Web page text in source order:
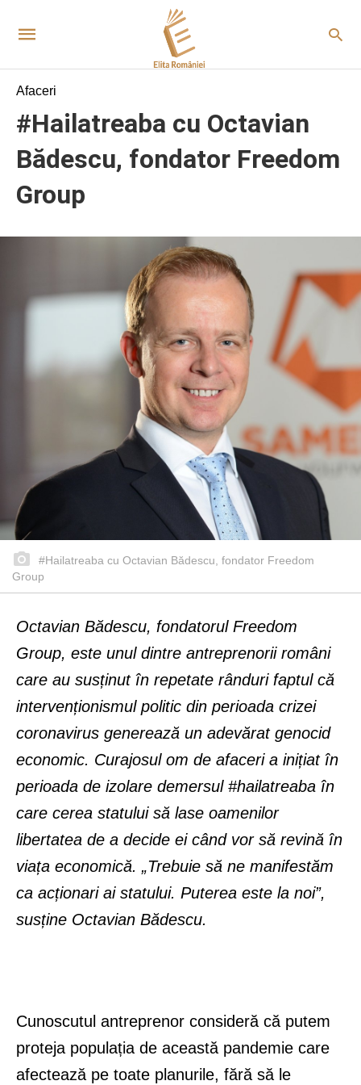
Afaceri
#Hailatreaba cu Octavian
Bădescu, fondator Freedom
Group
#Hailatreaba cu Octavian Bădescu, fondator Freedom
Group
Octavian Bădescu, fondatorul Freedom
Group, este unul dintre antreprenorii români
care au susținut în repetate rânduri faptul că
intervenționismul politic din perioada crizei
coronavirus generează un adevărat genocid
economic. Curajosul om de afaceri a inițiat în
perioada de izolare demersul #hailatreaba în
care cerea statului să lase oamenilor
libertatea de a decide ei când vor să revină în
viața economică. „Trebuie să ne manifestăm
ca acționari ai statului. Puterea este la noi”,
susține Octavian Bădescu.
Cunoscutul antreprenor consideră că putem
proteja populația de această pandemie care
afectează pe toate planurile, fără să le